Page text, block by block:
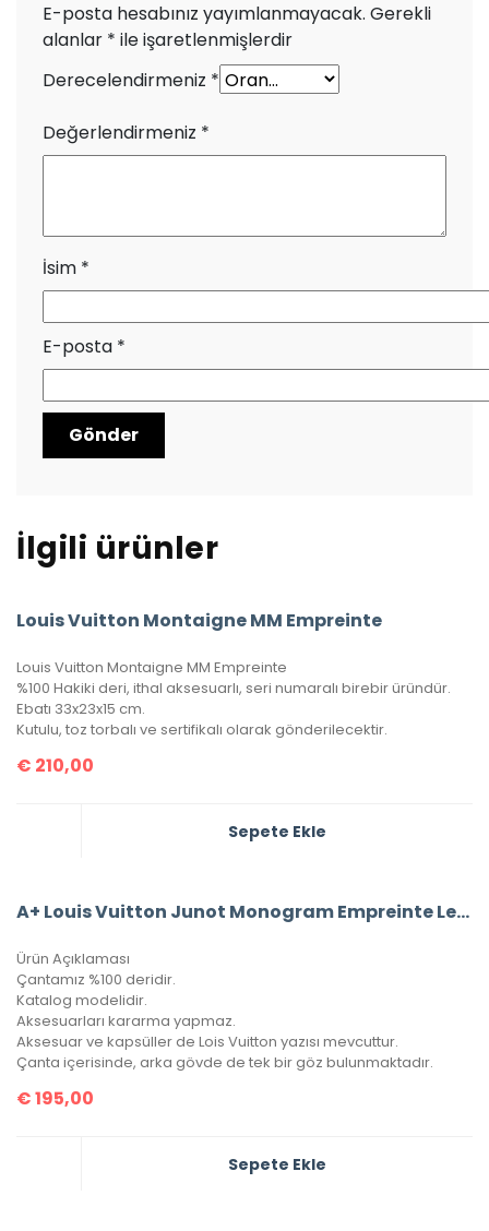
E-posta hesabınız yayımlanmayacak. Gerekli
alanlar * ile işaretlenmişlerdir
Derecelendirmeniz *
Değerlendirmeniz *
İsim *
E-posta *
İlgili ürünler
Louis Vuitton Montaigne MM Empreinte
Louis Vuitton Montaigne MM Empreinte
%100 Hakiki deri, ithal aksesuarlı, seri numaralı birebir üründür.
Ebatı 33x23x15 cm.
Kutulu, toz torbalı ve sertifikalı olarak gönderilecektir.
€ 210,00
Sepete Ekle
A+ Louis Vuitton Junot Monogram Empreinte Leather
Ürün Açıklaması
Çantamız %100 deridir.
Katalog modelidir.
Aksesuarları kararma yapmaz.
Aksesuar ve kapsüller de Lois Vuitton yazısı mevcuttur.
Çanta içerisinde, arka gövde de tek bir göz bulunmaktadır.
€195,00
Sepete Ekle